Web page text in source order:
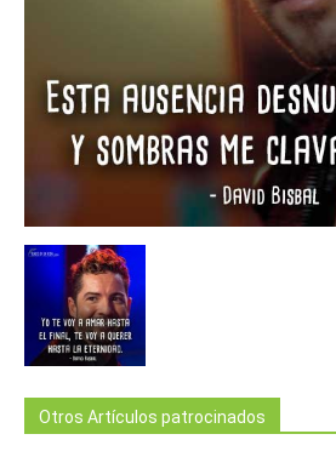
Otros Artículos patrocinados